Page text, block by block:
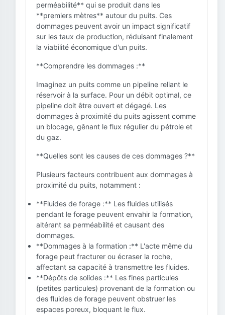
perméabilité** qui se produit dans les
**premiers mètres** autour du puits. Ces
dommages peuvent avoir un impact significatif
sur les taux de production, réduisant finalement
la viabilité économique d'un puits.
**Comprendre les dommages :**
Imaginez un puits comme un pipeline reliant le
réservoir à la surface. Pour un débit optimal, ce
pipeline doit être ouvert et dégagé. Les
dommages à proximité du puits agissent comme
un blocage, gênant le flux régulier du pétrole et
du gaz.
**Quelles sont les causes de ces dommages ?**
Plusieurs facteurs contribuent aux dommages à
proximité du puits, notamment :
**Fluides de forage :** Les fluides utilisés
pendant le forage peuvent envahir la formation,
altérant sa perméabilité et causant des
dommages.
**Dommages à la formation :** L'acte même du
forage peut fracturer ou écraser la roche,
affectant sa capacité à transmettre les fluides.
**Dépôts de solides :** Les fines particules
(petites particules) provenant de la formation ou
des fluides de forage peuvent obstruer les
espaces poreux, bloquant le flux.